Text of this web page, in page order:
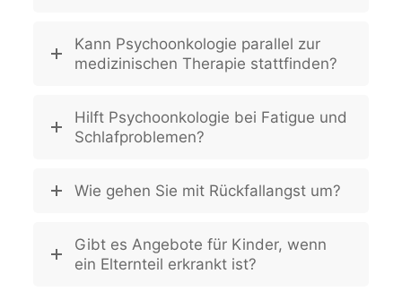
Kann Psychoonkologie parallel zur
medizinischen Therapie stattfinden?
Hilft Psychoonkologie bei Fatigue und
Schlafproblemen?
Wie gehen Sie mit Rückfallangst um?
Gibt es Angebote für Kinder, wenn
ein Elternteil erkrankt ist?